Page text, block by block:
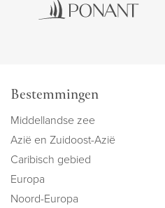
Bestemmingen
Middellandse zee
Azië en Zuidoost-Azië
Caribisch gebied
Europa
Noord-Europa